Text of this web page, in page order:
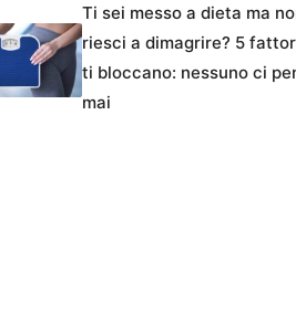
Ti sei messo a dieta ma
riesci a dimagrire? 5
ti bloccano: nessuno ci
mai